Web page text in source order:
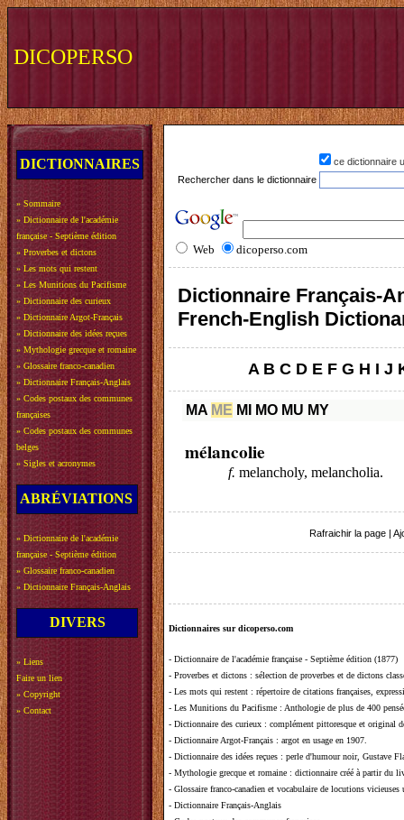
DICOPERSO
DICTIONNAIRES
» Sommaire
» Dictionnaire de l'académie
française - Septième édition
» Proverbes et dictons
» Les mots qui restent
» Les Munitions du Pacifisme
» Dictionnaire des curieux
» Dictionnaire Argot-Français
» Dictionnaire des idées reçues
» Mythologie grecque et romaine
» Glossaire franco-canadien
» Dictionnaire Français-Anglais
» Codes postaux des communes
françaises
» Codes postaux des communes
belges
» Sigles et acronymes
ABRÉVIATIONS
» Dictionnaire de l'académie
française - Septième édition
» Glossaire franco-canadien
» Dictionnaire Français-Anglais
DIVERS
» Liens
Faire un lien
» Copyright
» Contact
ce dictionnaire
Rechercher dans le dictionnaire
Web dicoperso.com
Dictionnaire Français-
French-English
A B C D E F G H I J
MA ME MI MO MU MY
mélancolie
f. melancholy, melancholia.
Rafraichir la page
Dictionnaires sur dicoperso.com
- Dictionnaire de l'académie française - Septième édition (1877)
- Proverbes et dictons : sélection de proverbes et de dictons
- Les mots qui restent : répertoire de citations françaises,
- Les Munitions du Pacifisme : Anthologie de plus de 400
- Dictionnaire des curieux : complément pittoresque et original
- Dictionnaire Argot-Français : argot en usage en 1907.
- Dictionnaire des idées reçues : perle d'humour noir, Gustave
- Mythologie grecque et romaine : dictionnaire créé à partir du
- Glossaire franco-canadien et vocabulaire de locutions vicieuses
- Dictionnaire Français-Anglais